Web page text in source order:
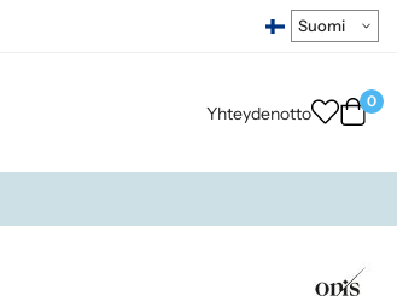
Yhteydenotto
0